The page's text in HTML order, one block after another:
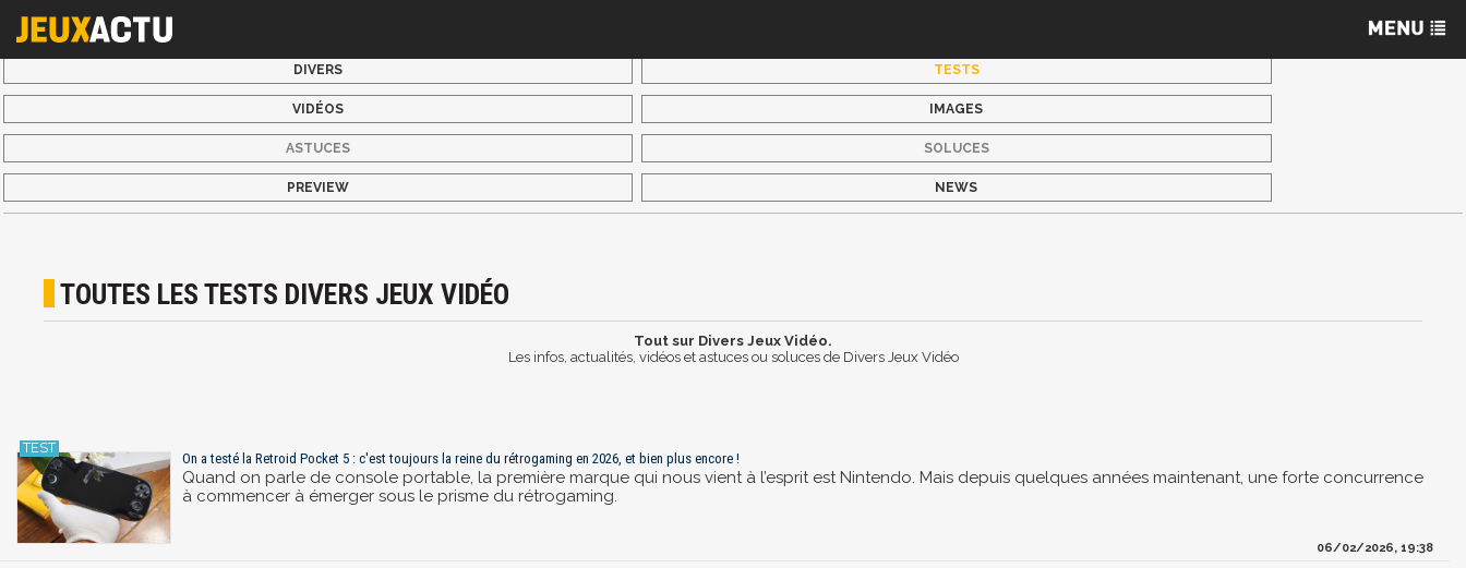
DIVERS TESTS
VIDÉOS IMAGES
ASTUCES SOLUCES
PREVIEW NEWS
TOUTES LES TESTS DIVERS JEUX VIDÉO
Tout sur Divers Jeux Vidéo.
Les infos, actualités, vidéos et astuces ou soluces de Divers Jeux Vidéo
On a testé la Retroid Pocket 5 : c'est toujours la reine du rétrogaming en 2026, et bien plus encore !
Quand on parle de console portable, la première marque qui nous vient à l’esprit est Nintendo. Mais depuis quelques années maintenant, une forte concurrence
à commencer à émerger sous le prisme du rétrogaming.
06/02/2026, 19:38